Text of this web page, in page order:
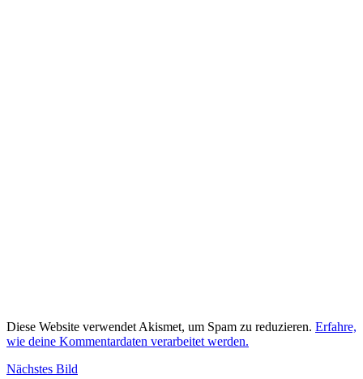
Diese Website verwendet Akismet, um Spam zu reduzieren. Erfahre,
wie deine Kommentardaten verarbeitet werden.
Nächstes Bild